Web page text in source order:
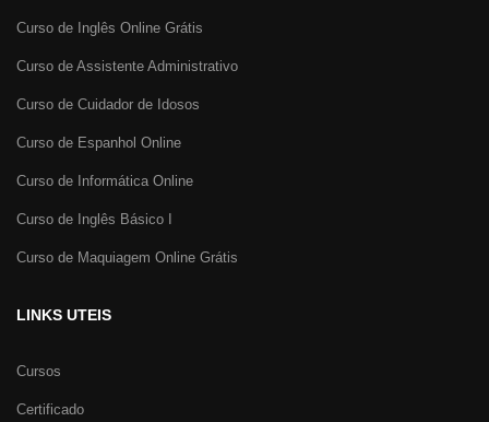
Curso de Inglês Online Grátis
Curso de Assistente Administrativo
Curso de Cuidador de Idosos
Curso de Espanhol Online
Curso de Informática Online
Curso de Inglês Básico I
Curso de Maquiagem Online Grátis
LINKS UTEIS
Cursos
Certificado